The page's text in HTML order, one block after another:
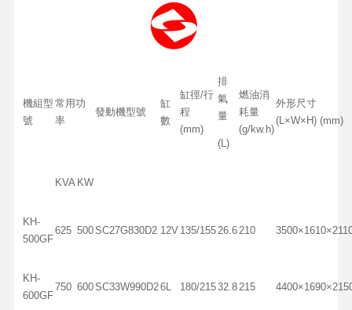
機組型
號
常用功
率
發動機型號
缸
數
缸徑/行
程
(mm)
排
氣
量
(L)
燃油消
耗量
(g/kw.h)
外形尺寸
(L×W×H) (mm)
KVA KW
KH-
500GF
625 500SC27G830D2 12V 135/15526.6210
KH-
600GF
750 600SC33W990D26L 180/21532.8215